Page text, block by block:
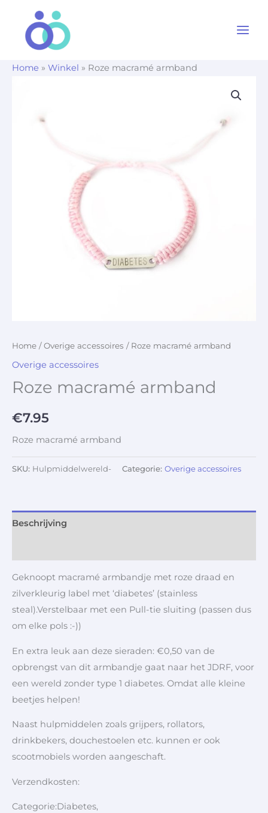
Home » Winkel » Roze macramé armband
Home /Overige accessoires / Roze macramé armband
Overige accessoires
Roze macramé armband
€7.95
Roze macramé armband
SKU: Hulpmiddelwereld- Categorie: Overige accessoires
Beschrijving
Geknoopt macramé armbandje met roze draad en
zilverkleurig label met ‘diabetes’ (stainless
steal).Verstelbaar met een Pull-tie sluiting (passen dus
om elke pols :-))
En extra leuk aan deze sieraden: €0,50 van de
opbrengst van dit armbandje gaat naar het JDRF, voor
een wereld zonder type 1 diabetes. Omdat alle kleine
beetjes helpen!
Naast hulpmiddelen zoals grijpers, rollators,
drinkbekers, douchestoelen etc. kunnen er ook
scootmobiels worden aangeschaft.
Verzendkosten:
Categorie:Diabetes,